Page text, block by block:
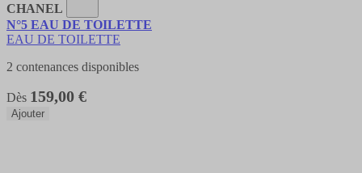
CHANEL
N°5 EAU DE TOILETTE
EAU DE TOILETTE
2 contenances disponibles
Dès 159,00 €
Ajouter